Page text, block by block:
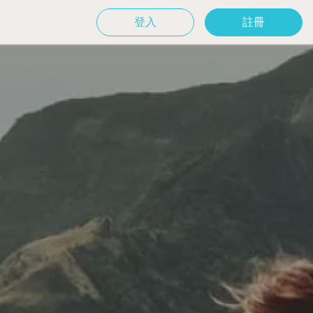
登入 註冊